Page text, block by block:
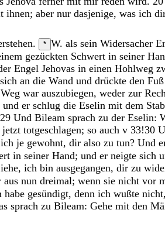
ihnen; aber nur dasjenige, was ich
. * W. als sein Widersacher Er
gezückten Schwert in seiner
Engel Jehovas in einen Hohlweg
sich an die Wand und drückte den Fuß
Weg war auszubiegen, weder zur
und er schlug die Eselin mit dem
29 Und Bileam sprach zu der Eselin:
totgeschlagen; so auch v 33!30
ich je gewohnt, dir also zu tun? Und
in seiner Hand; und er neigte sich
, ich bin ausgegangen, dir zu
aus nun dreimal; wenn sie nicht vor
habe gesündigt, denn ich wußte nicht,
sprach zu Bileam: Gehe mit den